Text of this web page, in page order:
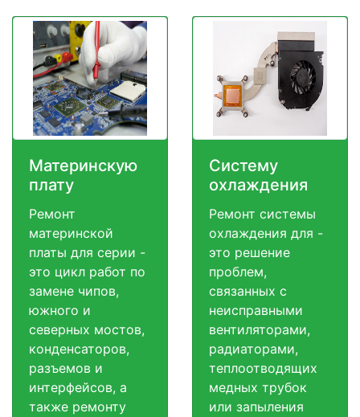
Материнскую
плату
Ремонт
материнской
платы для серии -
это цикл работ по
замене чипов,
южного и
северных мостов,
конденсаторов,
разъемов и
интерфейсов, а
также ремонту
Систему
охлаждения
Ремонт системы
охлаждения для -
это решение
проблем,
связанных с
неисправными
вентиляторами,
радиаторами,
теплоотводящих
медных трубок
или запыления